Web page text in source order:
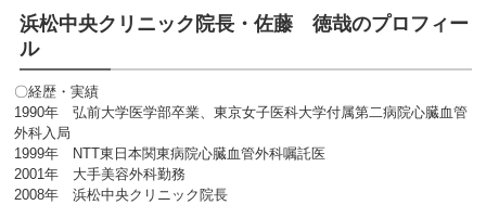
浜松中央クリニック院長・佐藤 徳哉のプロフィー
ル
〇経歴・実績
1990年 弘前大学医学部卒業、東京女子医科大学付属第二病院心臓血管
外科入局
1999年 NTT東日本関東病院心臓血管外科嘱託医
2001年 大手美容外科勤務
2008年 浜松中央クリニック院長